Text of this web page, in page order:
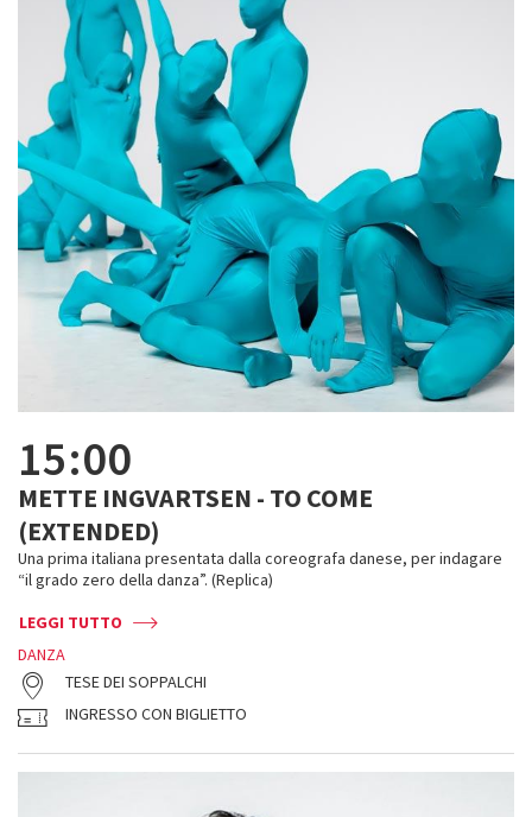
15:00
METTE INGVARTSEN - TO COME
(EXTENDED)
Una prima italiana presentata dalla coreografa danese, per indagare
“il grado zero della danza”. (Replica)
LEGGI TUTTO
DANZA
TESE DEI SOPPALCHI
INGRESSO CON BIGLIETTO